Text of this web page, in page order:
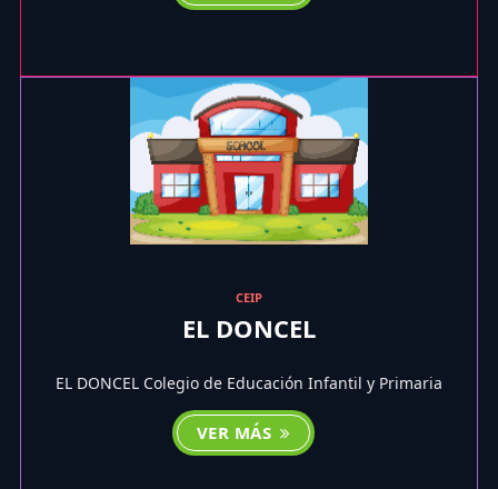
CEIP
EL DONCEL
EL DONCEL Colegio de Educación Infantil y Primaria
VER MÁS